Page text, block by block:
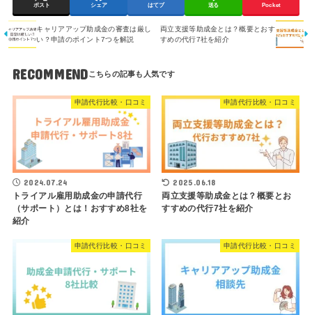
ポスト シェア はてブ 送る Pocket
キャリアアップ助成金の審査は厳し
い？申請のポイント7つを解説
両立支援等助成金とは？概要とおす
すめの代行7社を紹介
RECOMMEND
申請代行比較・口コミ
2024.07.24
トライアル雇用助成金の申請代行
（サポート）とは！おすすめ8社を
紹介
申請代行比較・口コミ
2025.06.18
両立支援等助成金とは？概要とお
すすめの代行7社を紹介
申請代行比較・口コミ 申請代行比較・口コミ